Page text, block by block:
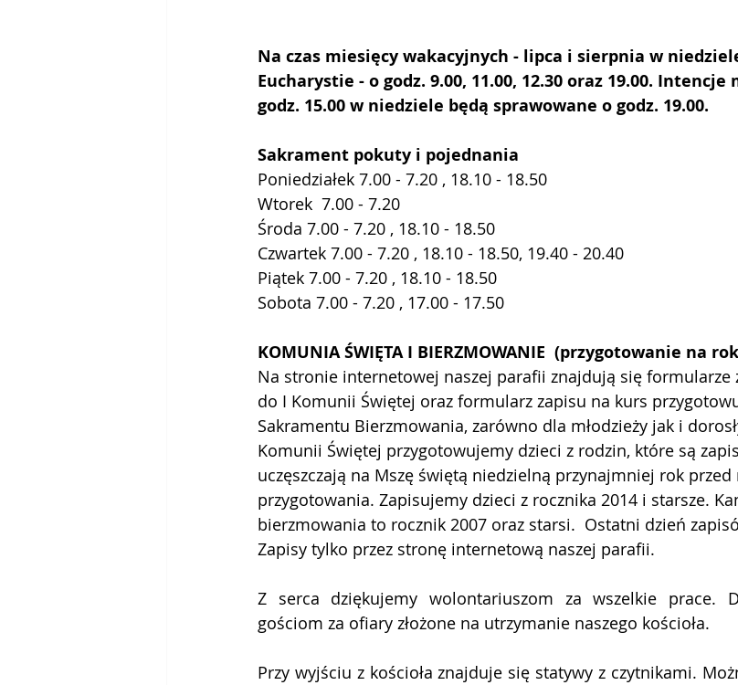
Na czas miesięcy wakacyjnych - lipca i sierpnia w
Eucharystie - o godz. 9.00, 11.00, 12.30 oraz 19.00.
godz. 15.00 w niedziele będą sprawowane o godz. 19.00.
Sakrament pokuty i pojednania
Poniedziałek 7.00 - 7.20 , 18.10 - 18.50
Wtorek  7.00 - 7.20
Środa 7.00 - 7.20 , 18.10 - 18.50
Czwartek 7.00 - 7.20 , 18.10 - 18.50, 19.40 - 20.40
Piątek 7.00 - 7.20 , 18.10 - 18.50
Sobota 7.00 - 7.20 , 17.00 - 17.50
KOMUNIA ŚWIĘTA I BIERZMOWANIE  (przygotowanie na
Na stronie internetowej naszej parafii znajdują się formularze
do I Komunii Świętej oraz formularz zapisu na kurs
Sakramentu Bierzmowania, zarówno dla młodzieży jak i
Komunii Świętej przygotowujemy dzieci z rodzin, które są
uczęszczają na Mszę świętą niedzielną przynajmniej rok przed
przygotowania. Zapisujemy dzieci z rocznika 2014 i starsze.
bierzmowania to rocznik 2007 oraz starsi.  Ostatni dzień
Zapisy tylko przez stronę internetową naszej parafii.
Z serca dziękujemy wolontariuszom za wszelkie prace.
gościom za ofiary złożone na utrzymanie naszego kościoła.
Przy wyjściu z kościoła znajduje się statywy z czytnikami.